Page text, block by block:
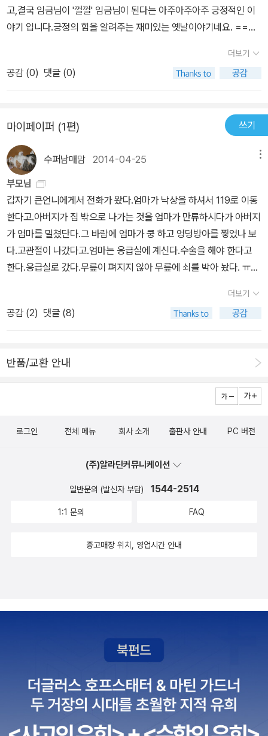
고,결국 임금님이 '껄껄' 임금님이 된다는 아주아주아주 긍정적인 이
야기 입니다.긍정의 힘을 알려주는 재미있는 옛날이야기네요. ====
========책 속에서)마을에 큰 잔치가 열렸어.임금님도, 허허 할
아버지도, 온 마을 사람들도 함께 먹고 마시며 허허허 껄껄껄 웃었어.
웃음소리가 아랫마을, 윗마을까지 다 들렸다지?그 뒤로도 허허 할아
나라를 다스렸대.그래서 사람들이 껄껄 임금님이라고 불렀다지, 허
허.
더보기
공감 (0) 댓글 (0)
마이페이퍼 (1편) 쓰기
수퍼남매맘 2014-04-25
부모님
갑자기 큰언니에게서 전화가 왔다.엄마가 낙상을 하셔서 119로 이동
한다고.아버지가 집 밖으로 나가는 것을 엄마가 만류하시다가 아버지
가 엄마를 밀쳤단다.그 바람에 엄마가 쿵 하고 엉덩방아를 찧었나 보
다.고관절이 나갔다고.엄마는 응급실에 계신다.수술을 해야 한다고
한다.응급실로 갔다.무릎이 펴지지 않아 무릎에 쇠를 박아 놨다. ㅠㅠ
수도 없어우리 집으로 모셔왔다.어젯 저녁 아버지에게 그림책 두 권
을 읽어드렸다.<허허 할아버지>를 읽어드렸는데 그림을 보고 웃으셨
다.웃음 소리가 어쩐지 슬프게 들렸다.아들이 할아버지에게 <이건 내
보신다. 시어머니께서 엄마 낙상한 것을 아시고 전화를 주셨다.
하신다. 본인도 지난 겨울에 넘어지셔서 아직도 무릎이 성치 않으신
갑자기 슬픔이 몰려들어 꺼이꺼이 울었다.폭풍 같은 눈물이 주체할
지 몸에 칼 한 번 안 댄 엄마였는데. 울다보니 설교 말씀이 기억났다.
목사님 말씀 중에서나에게 갑자기 일어난 일들도하나님께서 미리 다
의 도움을 참 많이 받았다.큰 애는 6세 때까지 거의 키워주셨고,작은
빚 조금이라도 갚으라고 아버지를 우리 집에 보내신 듯하다.우리 집
더보기
공감 (2) 댓글 (8)
반품/교환 안내
로그인 전체 메뉴 회사 소개 출판사 안내 PC 버전
(주)알라딘커뮤니케이션
일반문의 (발신자 부담) 1544-2514
1:1 문의 FAQ
중고매장 위치, 영업시간 안내